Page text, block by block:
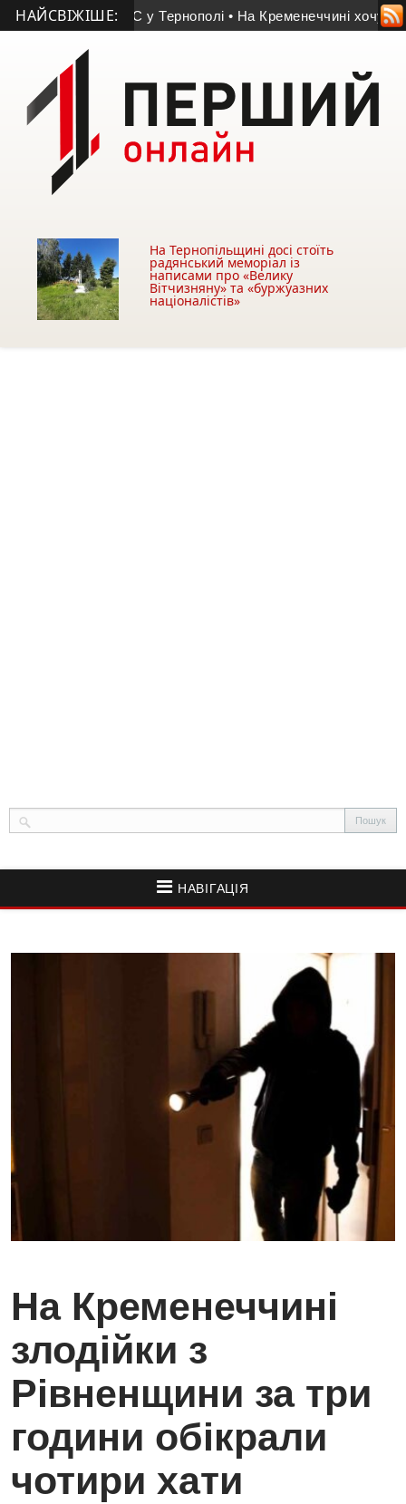
НАЙСВІЖІШЕ:
біля АЗС у Тернополі • На Кременеччині хочуть
На Тернопільщині досі стоїть
радянський меморіал із
написами про «Велику
Вітчизняну» та «буржуазних
націоналістів»
НАВІГАЦІЯ
На Кременеччині
злодійки з
Рівненщини за три
години обікрали
чотири хати